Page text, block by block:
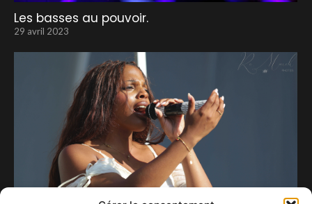
Les basses au pouvoir.
29 avril 2023